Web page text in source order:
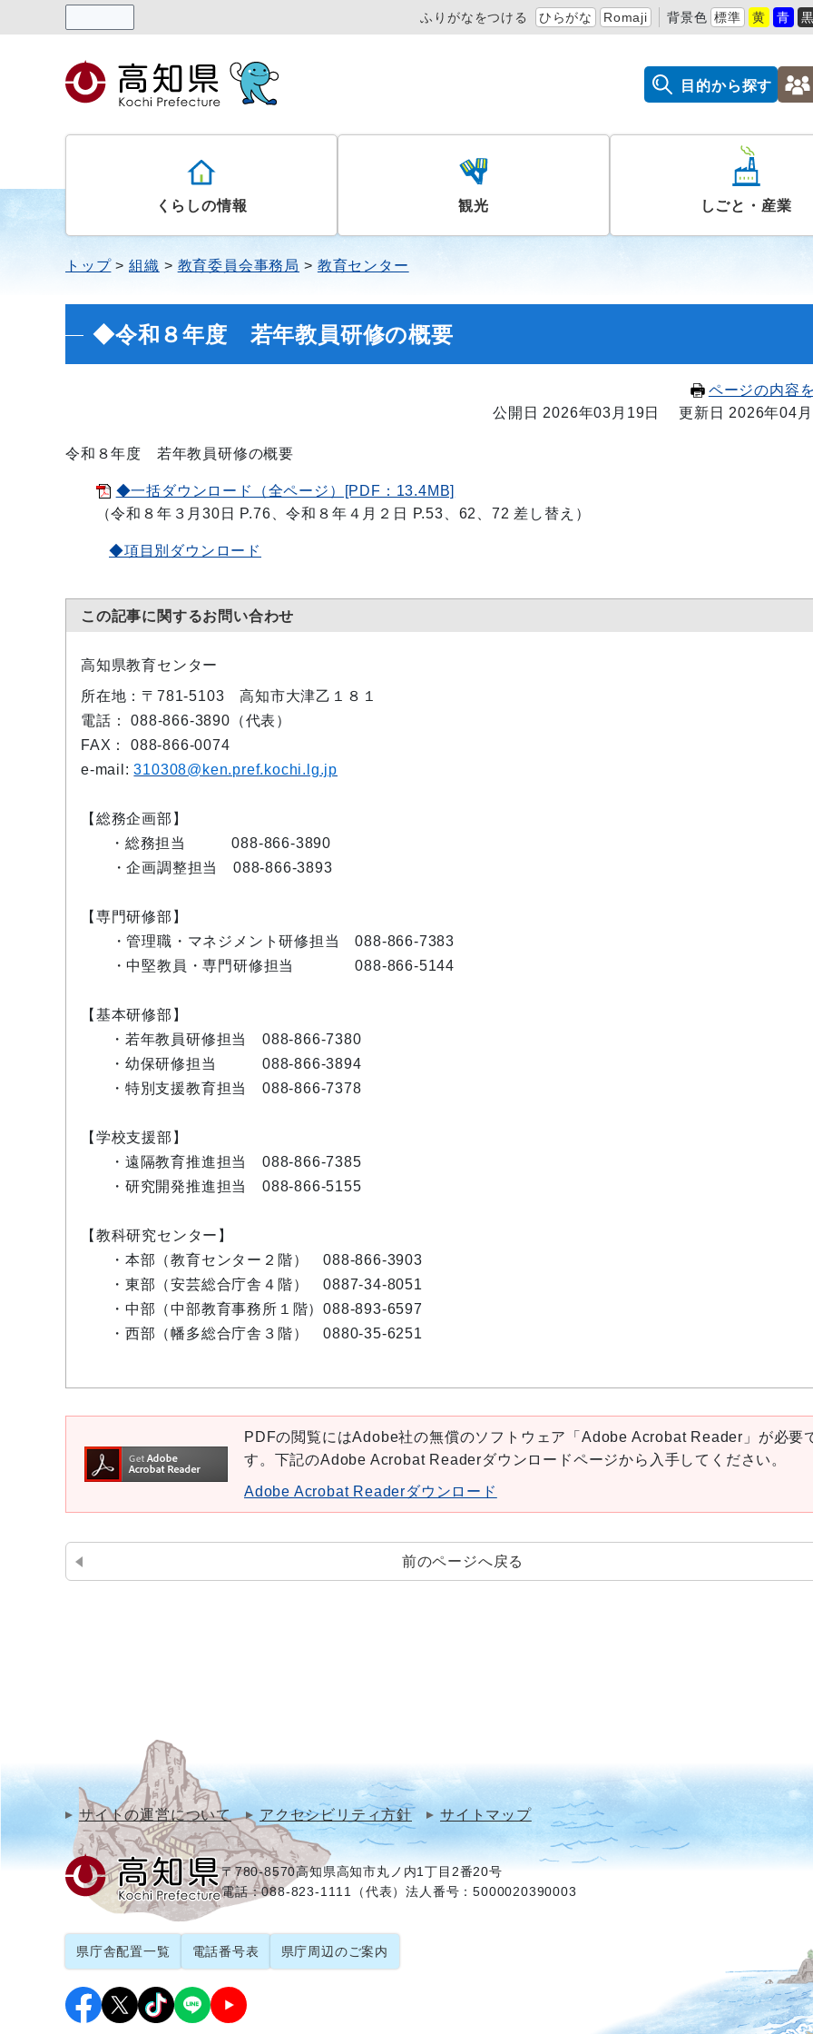
ふりがなをつける ひらがな Romaji 背景色 標準 黄 青
目的から探す
くらしの情報 観光 しごと・産業
トップ 組織 教育委員会事務局 教育センター
◆令和８年度 若年教員研修の概要
ページの内容
公開日 2026年03月19日
更新日 2026年04
令和８年度 若年教員研修の概要
◆一括ダウンロード（全ページ）[PDF：13.4MB]
（令和８年３月30日 P.76、令和８年４月２日 P.53、62、72 差し替え）
◆項目別ダウンロード
この記事に関するお問い合わせ
高知県教育センター
所在地：〒781-5103 高知市大津乙１８１
電話： 088-866-3890（代表）
FAX： 088-866-0074
e-mail:310308@ken.pref.kochi.lg.jp
【総務企画部】
・総務担当 088-866-3890
・企画調整担当 088-866-3893
【専門研修部】
・管理職・マネジメント研修担当 088-866-7383
・中堅教員・専門研修担当 088-866-5144
【基本研修部】
・若年教員研修担当 088-866-7380
・幼保研修担当 088-866-3894
・特別支援教育担当 088-866-7378
【学校支援部】
・遠隔教育推進担当 088-866-7385
・研究開発推進担当 088-866-5155
【教科研究センター】
・本部（教育センター２階） 088-866-3903
・東部（安芸総合庁舎４階） 0887-34-8051
・中部（中部教育事務所１階）088-893-6597
・西部（幡多総合庁舎３階） 0880-35-6251
PDFの閲覧にはAdobe社の無償のソフトウェア「Adobe Acrobat Reader」が必要
す。下記のAdobe Acrobat Readerダウンロードページから入手してください。
Adobe Acrobat Readerダウンロード
前のページへ戻る
サイトの運営について アクセシビリティ方針 サイトマップ
〒780-8570高知県高知市丸ノ内1丁目2番20号
電話：088-823-1111（代表）法人番号：5000020390003
県庁舎配置一覧 電話番号表 県庁周辺のご案内